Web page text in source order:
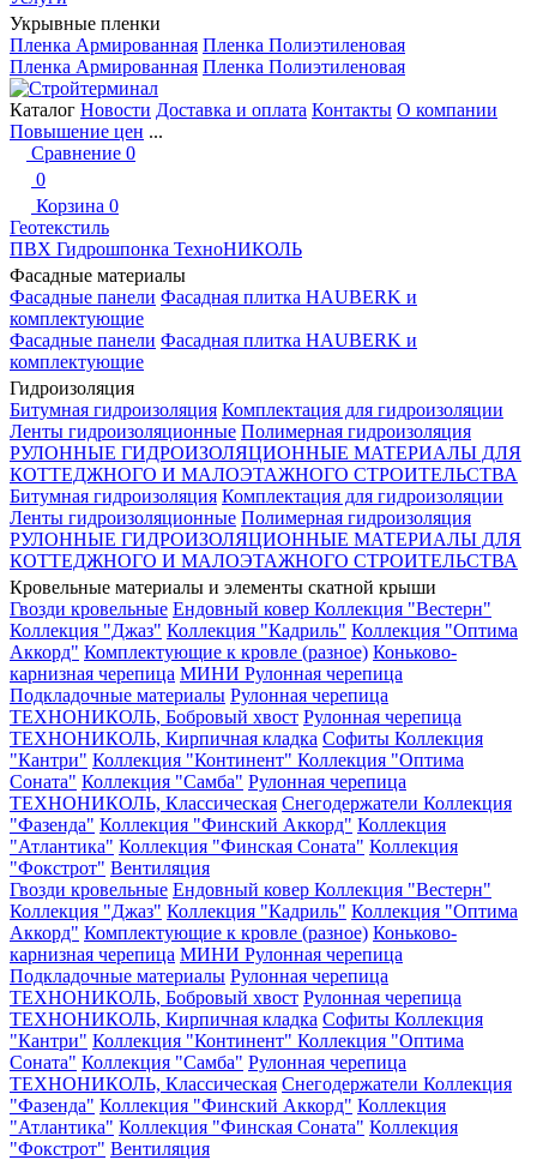
Укрывные пленки
Пленка Армированная Пленка Полиэтиленовая
Пленка Армированная Пленка Полиэтиленовая
Каталог Новости Доставка и оплата Контакты О компании
Повышение цен ...
Сравнение 0
0
Корзина 0
Геотекстиль
ПВХ Гидрошпонка ТехноНИКОЛЬ
Фасадные материалы
Фасадные панели Фасадная плитка HAUBERK и
комплектующие
Фасадные панели Фасадная плитка HAUBERK и
комплектующие
Гидроизоляция
Битумная гидроизоляция Комплектация для гидроизоляции
Ленты гидроизоляционные Полимерная гидроизоляция
РУЛОННЫЕ ГИДРОИЗОЛЯЦИОННЫЕ МАТЕРИАЛЫ ДЛЯ
КОТТЕДЖНОГО И МАЛОЭТАЖНОГО СТРОИТЕЛЬСТВА
Битумная гидроизоляция Комплектация для гидроизоляции
Ленты гидроизоляционные Полимерная гидроизоляция
РУЛОННЫЕ ГИДРОИЗОЛЯЦИОННЫЕ МАТЕРИАЛЫ ДЛЯ
КОТТЕДЖНОГО И МАЛОЭТАЖНОГО СТРОИТЕЛЬСТВА
Кровельные материалы и элементы скатной крыши
Гвозди кровельные Ендовный ковер Коллекция "Вестерн"
Коллекция "Джаз" Коллекция "Кадриль" Коллекция "Оптима
Аккорд" Комплектующие к кровле (разное) Коньково-
карнизная черепица МИНИ Рулонная черепица
Подкладочные материалы Рулонная черепица
ТЕХНОНИКОЛЬ, Бобровый хвост Рулонная черепица
ТЕХНОНИКОЛЬ, Кирпичная кладка Софиты Коллекция
"Кантри" Коллекция "Континент" Коллекция "Оптима
Соната" Коллекция "Самба" Рулонная черепица
ТЕХНОНИКОЛЬ, Классическая Снегодержатели Коллекция
"Фазенда" Коллекция "Финский Аккорд" Коллекция
"Атлантика" Коллекция "Финская Соната" Коллекция
"Фокстрот" Вентиляция
Гвозди кровельные Ендовный ковер Коллекция "Вестерн"
Коллекция "Джаз" Коллекция "Кадриль" Коллекция "Оптима
Аккорд" Комплектующие к кровле (разное) Коньково-
карнизная черепица МИНИ Рулонная черепица
Подкладочные материалы Рулонная черепица
ТЕХНОНИКОЛЬ, Бобровый хвост Рулонная черепица
ТЕХНОНИКОЛЬ, Кирпичная кладка Софиты Коллекция
"Кантри" Коллекция "Континент" Коллекция "Оптима
Соната" Коллекция "Самба" Рулонная черепица
ТЕХНОНИКОЛЬ, Классическая Снегодержатели Коллекция
"Фазенда" Коллекция "Финский Аккорд" Коллекция
"Атлантика" Коллекция "Финская Соната" Коллекция
"Фокстрот" Вентиляция